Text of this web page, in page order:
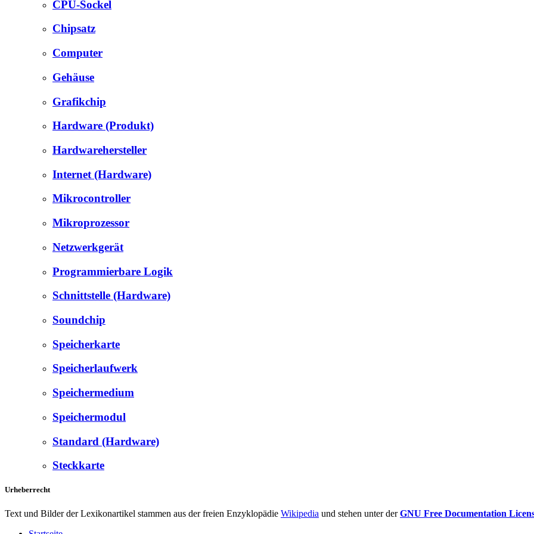
CPU-Sockel
Chipsatz
Computer
Gehäuse
Grafikchip
Hardware (Produkt)
Hardwarehersteller
Internet (Hardware)
Mikrocontroller
Mikroprozessor
Netzwerkgerät
Programmierbare Logik
Schnittstelle (Hardware)
Soundchip
Speicherkarte
Speicherlaufwerk
Speichermedium
Speichermodul
Standard (Hardware)
Steckkarte
Urheberrecht
Text und Bilder der Lexikonartikel stammen aus der freien Enzyklopädie Wikipedia und stehen unter derGNU Free Documentation